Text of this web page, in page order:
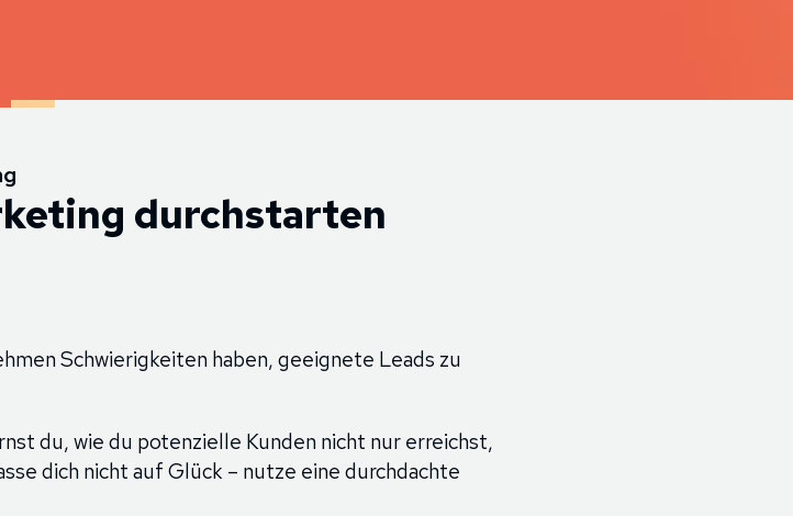
durchstarten
Schwierigkeiten haben, geeignete Leads zu
du, wie du potenzielle Kunden nicht nur erreichst,
dich nicht auf Glück – nutze eine durchdachte